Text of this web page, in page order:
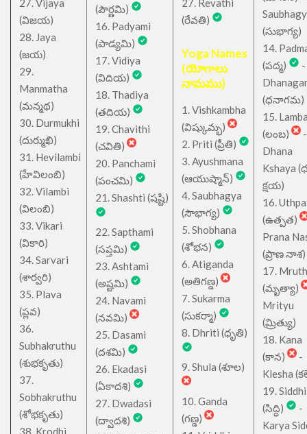
27. Vijaya
(విజయ)
28. Jaya
(జయ)
29.
Manmatha
(మన్మథ)
30. Durmukhi
(దుర్ముఖి)
31. Hevilambi
(హేవిలంబి)
32. Vilambi
(విలంబి)
33. Vikari
(వికారి)
34. Sarvari
(శార్వరి)
35. Plava
(ప్లవ)
36.
Subhakruthu
(శుభకృతు)
37.
Sobhakruthu
(శోభకృతు)
38. Krodhi
(పౌర్ణమి)
16. Padyami
(పాడ్యమి)
17. Vidiya
(విదియ)
18. Thadiya
(తదియ)
19. Chavithi
(చవితి)
20. Panchami
(పంచమి)
21. Shashti (షష్టి)
22. Sapthami
(సప్తమి)
23. Ashtami
(అష్టమి)
24. Navami
(నవమి)
25. Dasami
(దశమి)
26. Ekadasi
(ఏకాదశి)
27. Dwadasi
(ద్వాదశి)
27. Revathi
(రేవతి)
Yoga Names
(యోగాలు
నామము)
1. Vishkambha
(విష్కుమ్భ)
2. Priti (ప్రీతి)
3. Ayushmana
(ఆయుష్మాన్)
4. Saubhagya
(సౌభాగ్య)
5. Shobhana
(శోభన)
6. Atiganda
(అతిగణ్డ)
7. Sukarma
(సుకర్మా)
8. Dhriti (ధృతి)
9. Shula (శూల)
10. Ganda
(గణ్డ)
(సుభాగ్య)
14.
(పద్మ)
-
(ధనాగమ)
15.
(లంబ)
-
Dhana
Kshaya
క్షయ)
16.
(ఉత్పత)
Prana
(ప్రాణ నాశ)
17.
(మృత్యా)
Mrityu
(మ్రిత్యు)
18. Kana
(కాన)
-
Klesha
19. Siddhi
(సిద్ధి)
-
Karya